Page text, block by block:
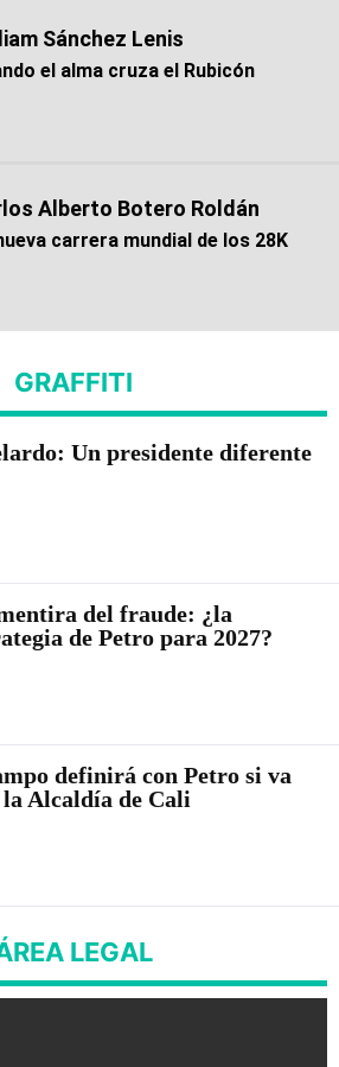
Sánchez Lenis
el alma cruza el Rubicón
Alberto Botero Roldán
carrera mundial de los 28K
GRAFFITI
Un presidente diferente
del fraude: ¿la
de Petro para 2027?
definirá con Petro si va
Alcaldía de Cali
LEGAL